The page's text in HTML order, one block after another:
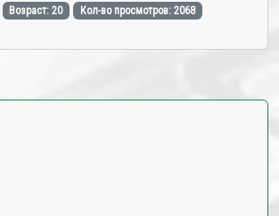
Возраст: 20
Кол-во просмотров: 2068